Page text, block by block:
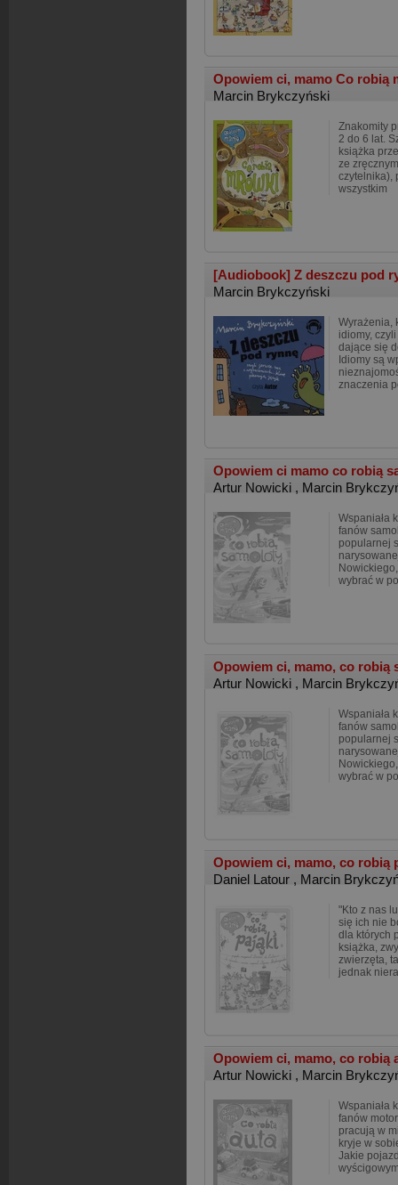
Opowiem ci, mamo Co robią
Marcin Brykczyński
Znakomity
2 do 6 lat.
książka
ze
czytelnika),
wszystkim
[Audiobook] Z deszczu pod
Marcin Brykczyński
Wyrażenia,
idiomy,
dające się
Idiomy są
znaczenia
Opowiem ci mamo co robią
Artur Nowicki , Marcin
Wspaniała
fanów
popularnej
wybrać w
Opowiem ci, mamo, co robią
Artur Nowicki , Marcin
Wspaniała
fanów
popularnej
wybrać w
Opowiem ci, mamo, co robią
Daniel Latour , Marcin
"Kto z nas
się ich nie
dla których
książka,
zwierzęta,
jednak
Opowiem ci, mamo, co robią
Artur Nowicki , Marcin
Wspaniała
fanów
pracują w
kryje w
Jakie